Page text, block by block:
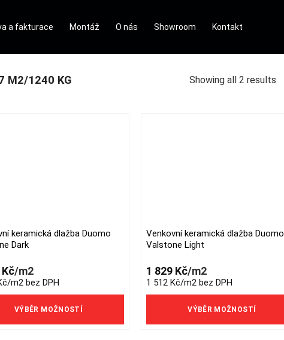
a fakturace Montáž O nás Showroom Kontakt
M2/1240 KG Showing all 2 results
keramická dlažba Duomo
Dark
Kč/m2
m2 bez DPH
VÝBĚR MOŽNOSTÍ
Venkovní keramická dlažba Duomo
Valstone Light
1 829 Kč/m2
1 512 Kč/m2 bez DPH
VÝBĚR MOŽNOSTÍ
This
product
multiple